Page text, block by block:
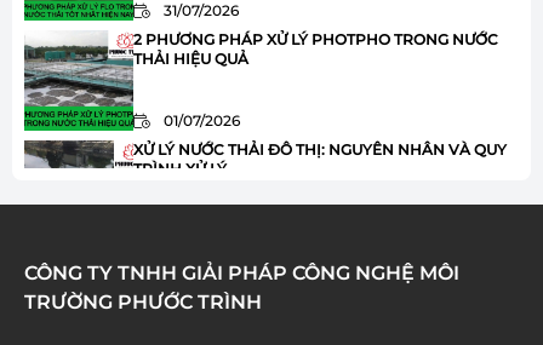
31/07/2026
2 PHƯƠNG PHÁP XỬ LÝ PHOTPHO TRONG NƯỚC
THẢI HIỆU QUẢ
01/07/2026
XỬ LÝ NƯỚC THẢI ĐÔ THỊ: NGUYÊN NHÂN VÀ QUY
TRÌNH XỬ LÝ
HÓA CHẤT JAVEN TRONG XỬ LÝ NƯỚC THẢI: ƯU
ĐIỂM VÀ ỨNG DỤNG
CÔNG TY TNHH GIẢI PHÁP CÔNG NGHỆ MÔI
TRƯỜNG PHƯỚC TRÌNH